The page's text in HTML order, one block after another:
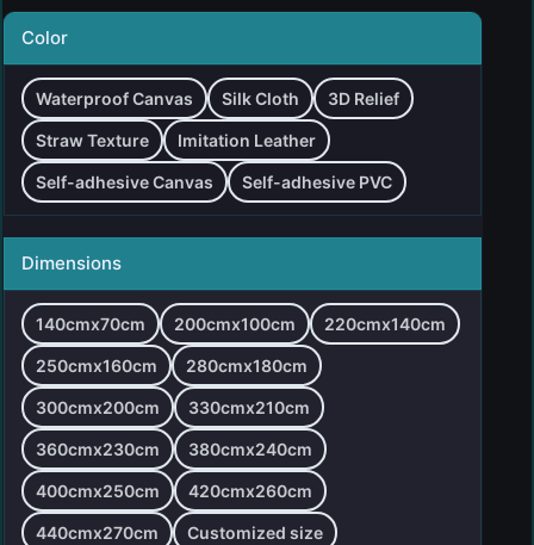
Color
Waterproof Canvas Silk Cloth 3D Relief
Straw Texture Imitation Leather
Self-adhesive Canvas Self-adhesive PVC
Dimensions
140cmx70cm 200cmx100cm 220cmx140cm
250cmx160cm 280cmx180cm
300cmx200cm 330cmx210cm
360cmx230cm 380cmx240cm
400cmx250cm 420cmx260cm
440cmx270cm Customized size